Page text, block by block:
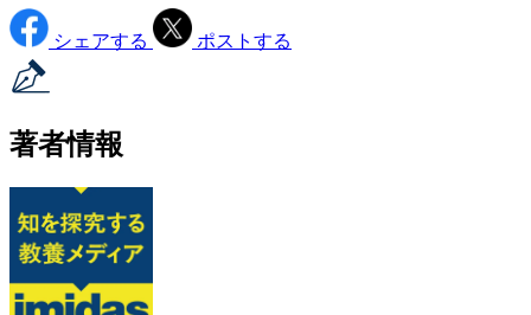
シェアする ポストする
著者情報